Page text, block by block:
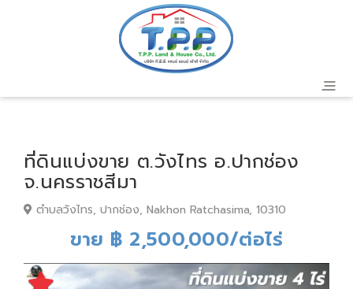
ที่ดินแบ่งขาย ต.วังไทร อ.ปากช่อง
จ.นครราชสีมา
ตำบลวังไทร, ปากช่อง, Nakhon Ratchasima, 10310
ขาย ฿ 2,500,000/ต่อไร่